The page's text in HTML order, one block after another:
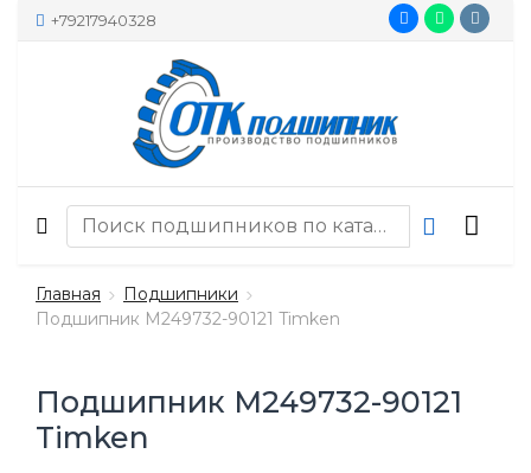
+79217940328
Главная
Подшипники
Подшипник M249732-90121 Timken
Подшипник M249732-90121
Timken